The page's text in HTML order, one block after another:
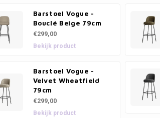
Barstoel Vogue -
Bouclé Beige 79cm
€299,00
Bekijk product
Barstoel Vogue -
Velvet Wheatfield
79cm
€299,00
Bekijk product